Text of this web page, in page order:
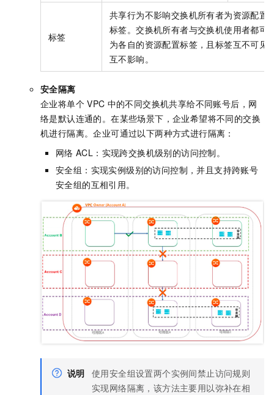
标签
共享行为不影响交换机所有者为资源配置
标签。交换机所有者与交换机使用者都可
为各自的资源配置标签，且标签互不可见
互不影响。
安全隔离
企业将单个 VPC 中的不同交换机共享给不同账号后，网
络是默认连通的。在某些场景下，企业希望将不同的交换
机进行隔离。企业可通过以下两种方式进行隔离：
网络 ACL：实现跨交换机级别的访问控制。
安全组：实现实例级别的访问控制，并且支持跨账号
安全组的互相引用。
说明 使用安全组设置两个实例间禁止访问规则
实现网络隔离，该方法主要用以弥补在相